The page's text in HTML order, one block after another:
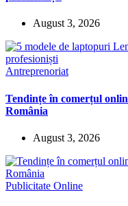
August 3, 2026
Antreprenoriat
Tendințe în comerțul
România
August 3, 2026
Publicitate Online